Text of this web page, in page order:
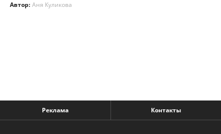
Автор: Аня Куликова
Реклама Контакты